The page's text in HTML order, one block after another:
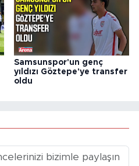
Samsunspor'un genç
yıldızı Göztepe'ye transfer
oldu